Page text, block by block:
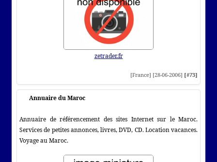
zetrader.fr
[France] [28-06-2006] [#73]
Annuaire du Maroc
Annuaire de référencement des sites Internet sur le Maroc.
Services de petites annonces, livres, DVD, CD. Location vacances.
Voyage au Maroc.